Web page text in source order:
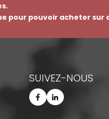
pour pouvoir acheter sur
SUIVEZ-NOUS